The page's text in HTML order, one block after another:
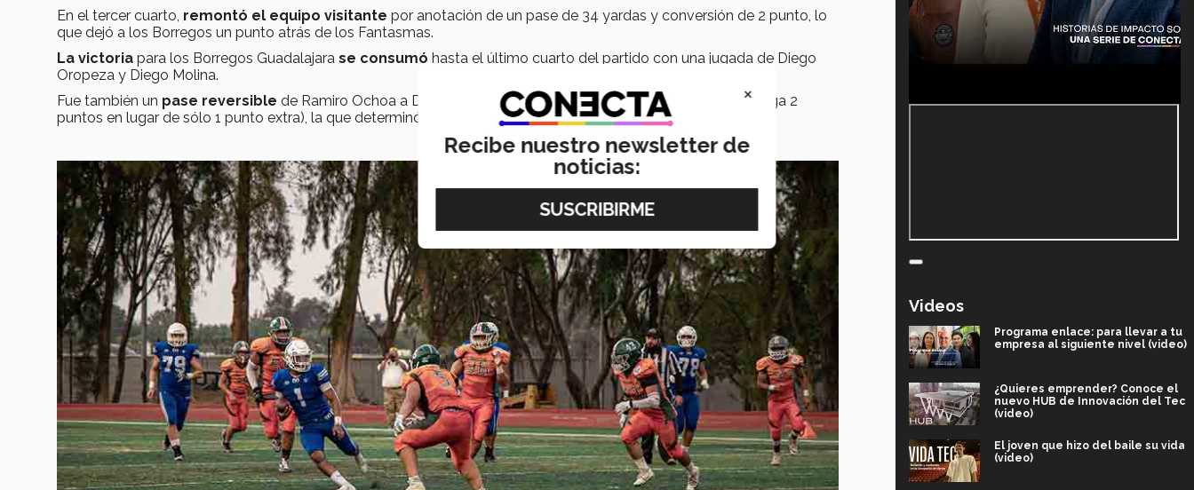
En el tercer cuarto, remontó el equipo visitante por anotación de un pase de 34 yardas y conversión de 2 punto, lo
que dejó a los Borregos un punto atrás de los Fantasmas.
La victoria para los Borregos Guadalajara se consumó hasta el último cuarto del partido con una jugada de Diego
Oropeza y Diego Molina.
Fue también un pase reversible de Ramiro Ochoa a Diego Oropeza, en una jugada de conversión (que otorga 2
puntos en lugar de sólo 1 punto extra), la que determinó el marcador final.
Videos
Programa enlace: para llevar a tu
empresa al siguiente nivel (video)
¿Quieres emprender? Conoce el
nuevo HUB de Innovación del Tec
(video)
El joven que hizo del baile su vida
(video)
×
Recibe nuestro newsletter de
noticias: